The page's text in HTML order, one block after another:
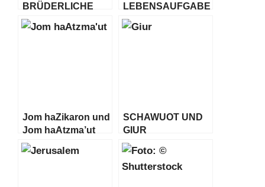
BRÜDERLICHE
UND
SCHWESTERLICHE
LEBENSAUFGABE
Jom haZikaron und
Jom haAtzma’ut
SCHAWUOT UND
GIUR